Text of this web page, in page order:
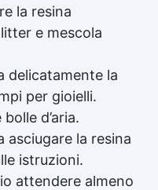
la resina
e mescola
delicatamente la
per gioielli.
d’aria.
asciugare la resina
istruzioni.
attendere almeno